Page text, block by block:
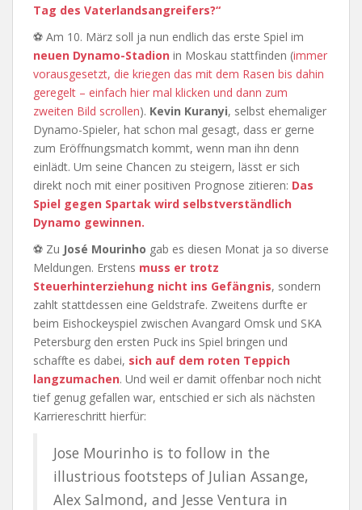
Tag des Vaterlandsangreifers?“
⚽ Am 10. März soll ja nun endlich das erste Spiel im
neuen Dynamo-Stadion in Moskau stattfinden (immer
vorausgesetzt, die kriegen das mit dem Rasen bis dahin
geregelt – einfach hier mal klicken und dann zum
zweiten Bild scrollen). Kevin Kuranyi, selbst ehemaliger
Dynamo-Spieler, hat schon mal gesagt, dass er gerne
zum Eröffnungsmatch kommt, wenn man ihn denn
einlädt. Um seine Chancen zu steigern, lässt er sich
direkt noch mit einer positiven Prognose zitieren: Das
Spiel gegen Spartak wird selbstverständlich
Dynamo gewinnen.
⚽ Zu José Mourinho gab es diesen Monat ja so diverse
Meldungen. Erstens muss er trotz
Steuerhinterziehung nicht ins Gefängnis, sondern
zahlt stattdessen eine Geldstrafe. Zweitens durfte er
beim Eishockeyspiel zwischen Avangard Omsk und SKA
Petersburg den ersten Puck ins Spiel bringen und
schaffte es dabei, sich auf dem roten Teppich
langzumachen. Und weil er damit offenbar noch nicht
tief genug gefallen war, entschied er sich als nächsten
Karriereschritt hierfür:
Jose Mourinho is to follow in the
illustrious footsteps of Julian Assange,
Alex Salmond, and Jesse Ventura in